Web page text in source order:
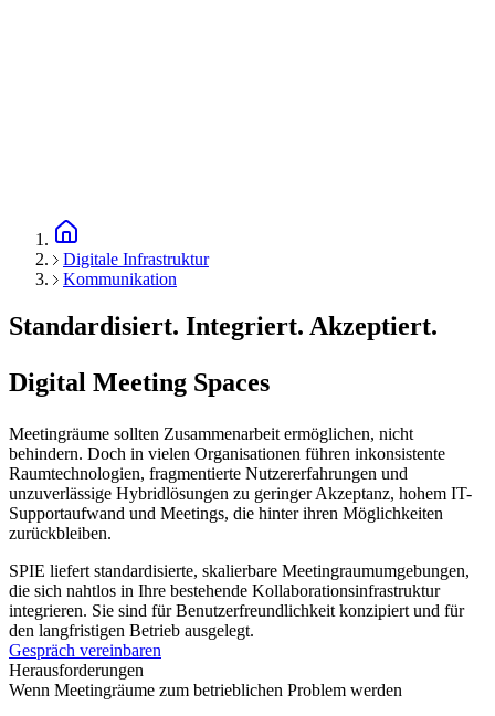
Digitale Infrastruktur
Kommunikation
Standardisiert. Integriert. Akzeptiert.
Digital Meeting Spaces
Meetingräume sollten Zusammenarbeit ermöglichen, nicht
behindern. Doch in vielen Organisationen führen inkonsistente
Raumtechnologien, fragmentierte Nutzererfahrungen und
unzuverlässige Hybridlösungen zu geringer Akzeptanz, hohem IT-
Supportaufwand und Meetings, die hinter ihren Möglichkeiten
zurückbleiben.
SPIE liefert standardisierte, skalierbare Meetingraumumgebungen,
die sich nahtlos in Ihre bestehende Kollaborationsinfrastruktur
integrieren. Sie sind für Benutzerfreundlichkeit konzipiert und für
den langfristigen Betrieb ausgelegt.
Gespräch vereinbaren
Herausforderungen
Wenn Meetingräume zum betrieblichen Problem werden